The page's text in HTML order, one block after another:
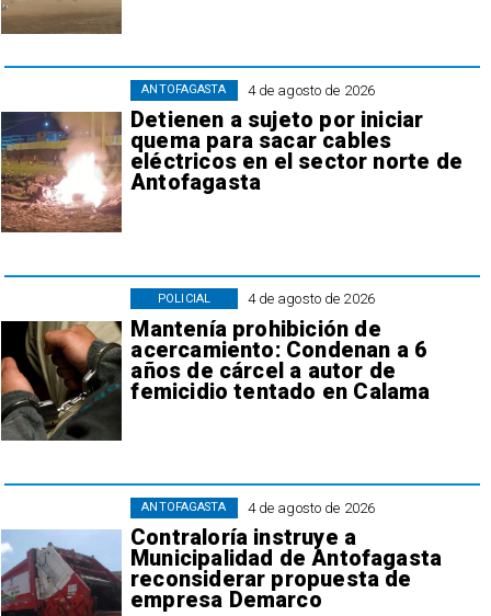
4 de agosto de 2026
Detienen a sujeto por iniciar
quema para sacar cables
eléctricos en el sector norte de
Antofagasta
ANTOFAGASTA
4 de agosto de 2026
Mantenía prohibición de
acercamiento: Condenan a 6
años de cárcel a autor de
femicidio tentado en Calama
POLICIAL
4 de agosto de 2026
Contraloría instruye a
Municipalidad de Antofagasta
reconsiderar propuesta de
empresa Demarco
ANTOFAGASTA